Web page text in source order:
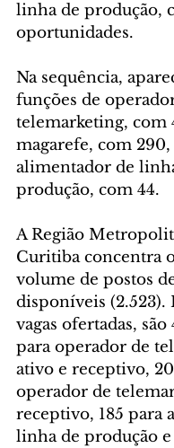
linha de produção,
oportunidades.
Na sequência,
funções de
telemarketing, com
magarefe, com 290,
alimentador de
produção, com 44.
A Região
Curitiba concentra
volume de postos
disponíveis (2.523).
vagas ofertadas, são
para operador de
ativo e receptivo,
operador de
receptivo, 185 para
linha de produção e